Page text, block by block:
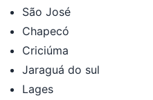
São José
Chapecó
Criciúma
Jaraguá do sul
Lages